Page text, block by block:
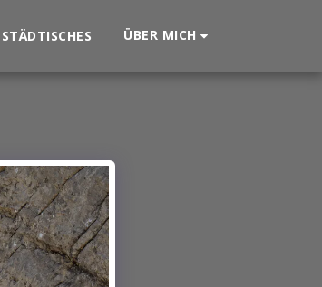
STÄDTISCHES ÜBER MICH